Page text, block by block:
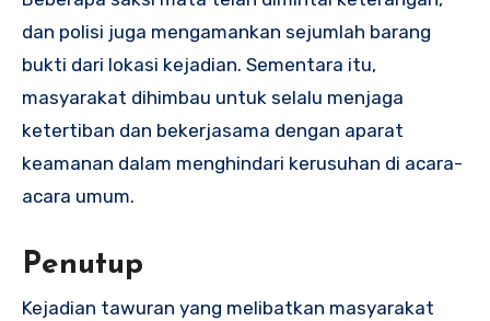
dan polisi juga mengamankan sejumlah barang
bukti dari lokasi kejadian. Sementara itu,
masyarakat dihimbau untuk selalu menjaga
ketertiban dan bekerjasama dengan aparat
keamanan dalam menghindari kerusuhan di acara-
acara umum.
Penutup
Kejadian tawuran yang melibatkan masyarakat